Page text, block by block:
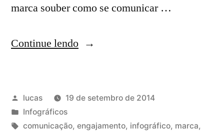
marca souber como se comunicar …
Continue lendo
lucas
19 de setembro de 2014
Infográficos
comunicação, engajamento, infográfico, marca,